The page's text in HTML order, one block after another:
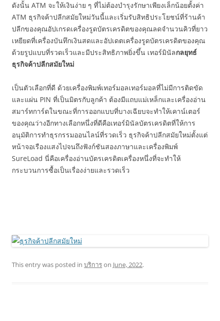
ดังนั้น ATM จะให้เงินง่าย ๆ ที่ไม่ต้องบำรุงรักษาเพียงเล็กน้อยตั้งค่า
ATM ธุรกิจค้าปลีกสมัยใหม่วันนี้และเริ่มรับสิทธิประโยชน์ที่ร้านค้า
ปลีกของคุณอัปเกรดเครื่องรูดบัตรเครดิตของคุณลดจำนวนคิวที่ยาว
เหยียดที่เครื่องบันทึกเงินสดและอัปเดตเครื่องรูดบัตรเครดิตของคุณ
ด้วยรูปแบบที่รวดเร็วและมีประสิทธิภาพยิ่งขึ้น เทอร์มินัลกลยุทธ์
ธุรกิจค้าปลีกสมัยใหม่
เป็นตัวเลือกที่ดี ด้วยเครื่องพิมพ์เทอร์มอลเทอร์มอลที่ไม่มีการติดขัด
และแผ่น PIN ที่เป็นมิตรกับลูกค้า ต้องมีแถบแม่เหล็กและเครื่องอ่าน
สมาร์ทการ์ดในขณะที่การออกแบบที่บางเฉียบจะทำให้เคาน์เตอร์
ของคุณว่างอีกทางเลือกหนึ่งที่ดีคือเทอร์มินัลบัตรเครดิตที่ให้การ
อนุมัติการทำธุรกรรมออนไลน์ที่รวดเร็ว ธุรกิจค้าปลีกสมัยใหม่ตั้งแต่
หน้าจอเรืองแสงไปจนถึงฟังก์ชันสองภาษาและเครื่องพิมพ์
SureLoad นี่คือเครื่องอ่านบัตรเครดิตเครื่องหนึ่งที่จะทำให้
กระบวนการซื้อเป็นเรื่องง่ายและรวดเร็ว
This entry was posted in บริการon June, 2022.